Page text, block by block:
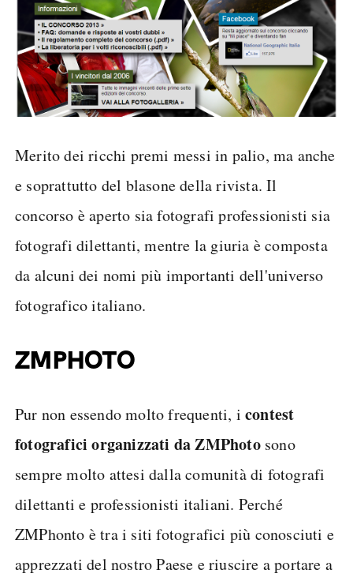
Merito dei ricchi premi messi in palio, ma anche
e soprattutto del blasone della rivista. Il
concorso è aperto sia fotografi professionisti sia
fotografi dilettanti, mentre la giuria è composta
da alcuni dei nomi più importanti dell'universo
fotografico italiano.
ZMPHOTO
Pur non essendo molto frequenti, i contest
fotografici organizzati da ZMPhotosono
sempre molto attesi dalla comunità di fotografi
dilettanti e professionisti italiani. Perché
ZMPhonto è tra i siti fotografici più conosciuti e
apprezzati del nostro Paese e riuscire a portare a